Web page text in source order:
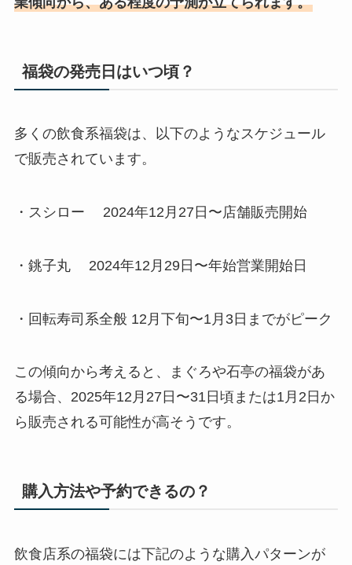
福袋の発売日はいつ頃？
多くの飲食系福袋は、以下のようなスケジュール
で販売されています。
・スシロー 2024年12月27日〜店舗販売開始
・銚子丸 2024年12月29日〜年始営業開始日
・回転寿司系全般 12月下旬〜1月3日までがピーク
この傾向から考えると、まぐろや石亭の福袋があ
る場合、2025年12月27日〜31日頃または1月2日か
ら販売される可能性が高そうです。
購入方法や予約できるの？
飲食店系の福袋には下記のような購入パターンが